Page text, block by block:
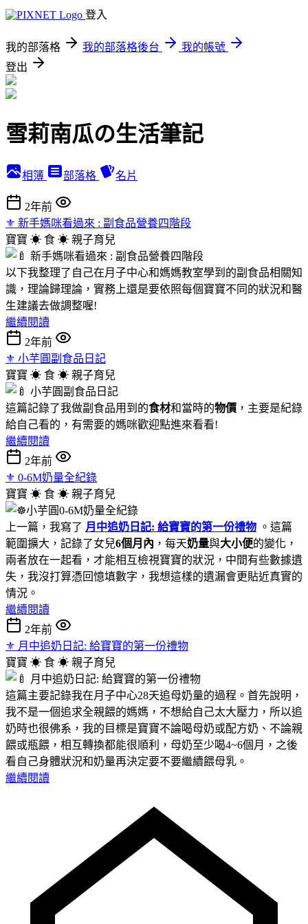
登入
我的部落格 我的部落格後台
我的帳號
登出
雪莉南瓜の生活筆記
相簿 部落格 名片
2年前
⚜︎ 新手媽咪看過來 : 副食品營養四階段
寶寶 ☀︎ 食 ☀︎ 親子育兒
以下我整理了自己在月子中心和媽媽教室學到的副食品相關知
識，理論歸理論，實務上還是要依照每個寶寶不同的狀況和醫
生建議去做調整喔!
繼續閱讀
2年前
⚜︎ 小芋圓副食品日記
寶寶 ☀︎ 食 ☀︎ 親子育兒
這篇記錄了我做副食品用到的食材和當時的物價 ，主要是紀錄
給自己看的，有需要的媽咪歡迎點進來看看!
繼續閱讀
2年前
⚜︎ 0-6M奶量全紀錄
寶寶 ☀︎ 食 ☀︎ 親子育兒
上一篇，我寫了 月中追奶日記: 給寶寶的第一份禮物 。這篇
範圍擴大，記錄了女兒6個月內 ，每天奶量與大小便的變化，
兩者放在一起看，才能相互檢視寶寶的狀況，中間有些數據遺
失，我沒打算憑回憶填數字，我想這樣的遺漏會更貼近真實的
情況。
繼續閱讀
2年前
⚜︎ 月中追奶日記: 給寶寶的第一份禮物
寶寶 ☀︎ 食 ☀︎ 親子育兒
這篇主要記錄我在月子中心28天追母奶量的過程。首先說明，
我不是一個追求全親餵的媽媽，不想給自己太大壓力，所以追
奶時也很佛系，我的目標是寶寶不論喝母奶或配方奶、不論親
餵或瓶餵，相互轉換都能很順利，母奶至少喝4~6個月，之後
看自己身體狀況和奶量再決定要不要繼續餵母乳。
繼續閱讀